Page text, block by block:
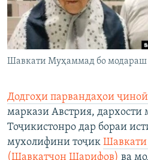
Шавкати Муҳаммад бо
Додгоҳи парвандаҳои
маркази Австрия, дархости
Тоҷикистонро дар бораи
мухолифини тоҷик
(Шавкатҷон Шарифов) ва